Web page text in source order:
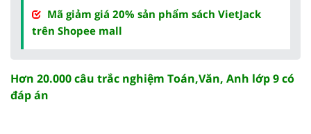
Mã giảm giá 20% sản phẩm sách VietJack
trên Shopee mall
Hơn 20.000 câu trắc nghiệm Toán,Văn, Anh lớp 9 có
đáp án